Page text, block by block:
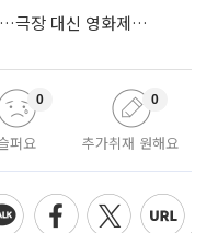
음악부터 여성·건축·독립영화까지…극장 대신 영화제로 즐기는 스크린 여행
퍼요
0
추가취재 원해요
0